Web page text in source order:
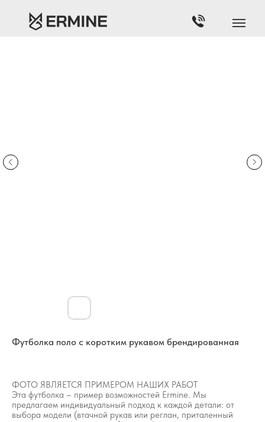
Футболка поло с коротким рукавом брендированная
ФОТО ЯВЛЯЕТСЯ ПРИМЕРОМ НАШИХ РАБОТ
Эта футболка – пример возможностей Ermine. Мы
предлагаем индивидуальный подход к каждой детали: от
выбора модели (втачной рукав или реглан, приталенный